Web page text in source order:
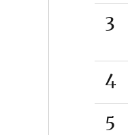
3
4
5